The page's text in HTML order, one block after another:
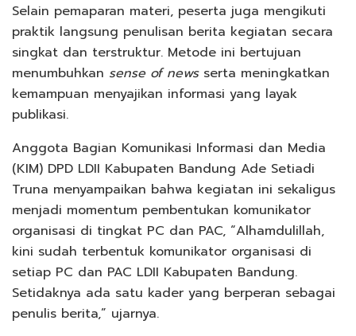
Selain pemaparan materi, peserta juga mengikuti
praktik langsung penulisan berita kegiatan secara
singkat dan terstruktur. Metode ini bertujuan
menumbuhkan sense of newsserta meningkatkan
kemampuan menyajikan informasi yang layak
publikasi.
Anggota Bagian Komunikasi Informasi dan Media
(KIM) DPD LDII Kabupaten Bandung Ade Setiadi
Truna menyampaikan bahwa kegiatan ini sekaligus
menjadi momentum pembentukan komunikator
organisasi di tingkat PC dan PAC, “Alhamdulillah,
kini sudah terbentuk komunikator organisasi di
setiap PC dan PAC LDII Kabupaten Bandung.
Setidaknya ada satu kader yang berperan sebagai
penulis berita,” ujarnya.